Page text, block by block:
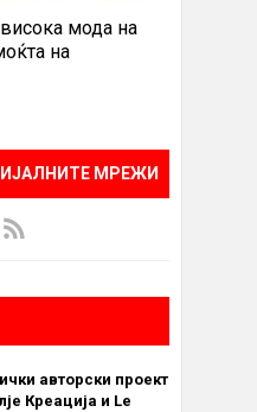
мода на
на
МРЕЖИ
авторски проект
Креација и Le